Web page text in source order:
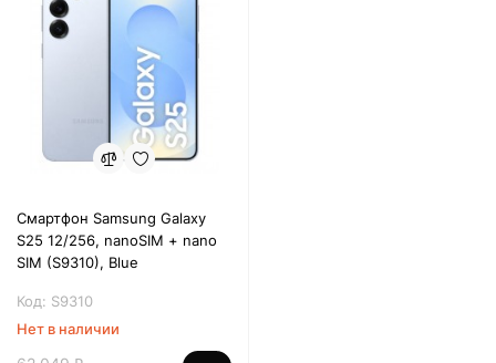
Смартфон Samsung Galaxy
S25 12/256, nanoSIM + nano
SIM (S9310), Blue
Код: S9310
Нет в наличии